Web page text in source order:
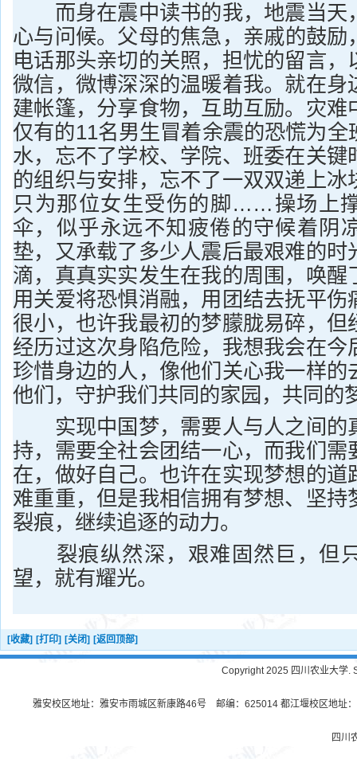
而身在震中读书的我，地震当天
心与问候。父母的焦急，亲戚的鼓
电话那头亲切的关照，担忧的留言，
微信，微博深深的温暖着我。就在身
建帐篷，分享食物，互助互励。灾难
仅有的11名男生冒着余震的恐慌为全
水，忘不了学校、学院、班委在关键
的组织与安排，忘不了一双双递上冰
只为那位女生受伤的脚……操场上
伞，似乎永远不知疲倦的守候着阴
垫，又承载了多少人震后最艰难的时
滴，真真实实发生在我的周围，唤醒
用关爱将恐惧消融，用团结去抚平伤
很小，也许我最初的梦朦胧易碎，但
经历过这次身陷危险，我想我会在今
珍惜身边的人，像他们关心我一样的
他们，守护我们共同的家园，共同的
实现中国梦，需要人与人之间的
持，需要全社会团结一心，而我们需
在，做好自己。也许在实现梦想的道
难重重，但是我相信拥有梦想、坚持
裂痕，继续追逐的动力。
裂痕纵然深，艰难固然巨，但
望，就有耀光。
[收藏] [打印] [关闭] [返回顶部]
Copyright 2025 四川农业大学.
雅安校区地址：雅安市雨城区新康路46号 邮编：625014 都江堰校区地址
四川